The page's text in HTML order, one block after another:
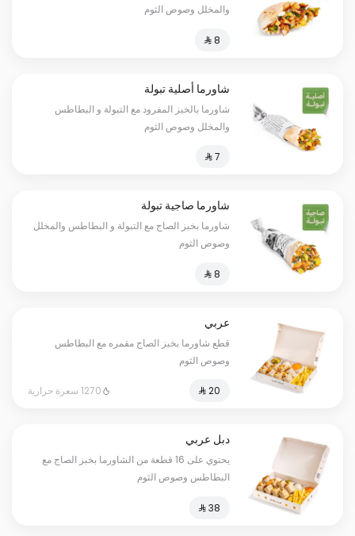
والمخلل وصوص الثوم
شاورما أصلية تبولة
شاورما بالخبز المفرود مع التبولة و البطاطس
والمخلل وصوص الثوم
شاورما صاجية تبولة
شاورما بخبز الصاج مع التبولة و البطاطس والمخلل
وصوص الثوم
عربي
قطع شاورما بخبز الصاج مقمره مع البطاطس
وصوص الثوم
1270 سعرة حرارية
دبل عربي
يحتوي على 16 قطعة من الشاورما بخبز الصاج مع
البطاطس وصوص الثوم